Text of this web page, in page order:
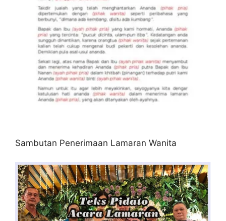
Sambutan Penerimaan Lamaran Wanita